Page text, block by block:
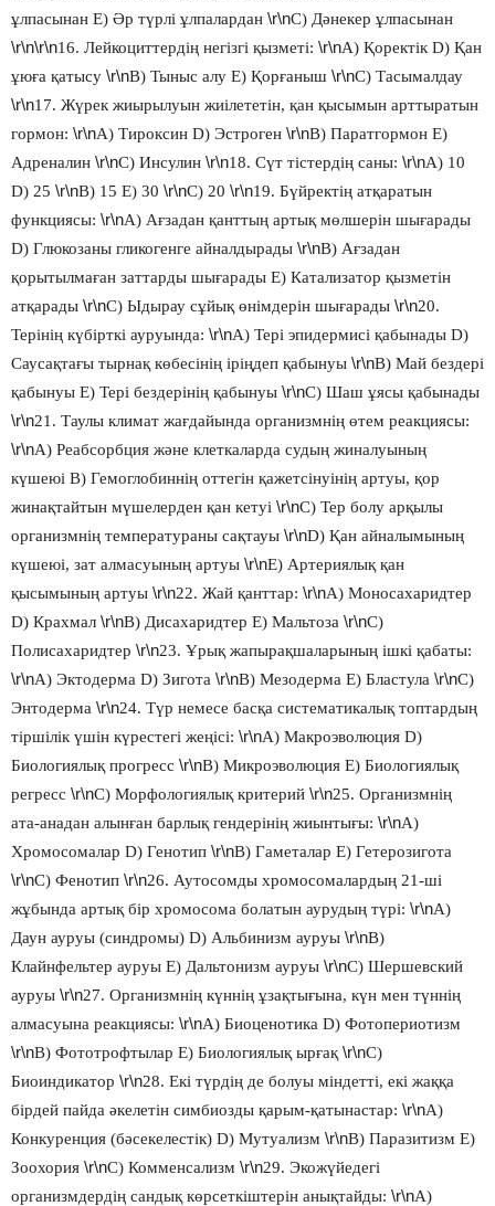
ұлпасынан Е) Әр түрлі ұлпалардан \r\nС) Дәнекер ұлпасынан
\r\n\r\n16. Лейкоциттердің негізгі қызметі: \r\nА) Қоректік D) Қан
ұюға қатысу \r\nВ) Тыныс алу Е) Қорғаныш \r\nС) Тасымалдау
\r\n17. Жүрек жиырылуын жиілететін, қан қысымын арттыратын
гормон: \r\nА) Тироксин D) Эстроген \r\nВ) Паратгормон Е)
Адреналин \r\nС) Инсулин \r\n18. Сүт тістердің саны: \r\nА) 10
D) 25 \r\nВ) 15 Е) 30 \r\nС) 20 \r\n19. Бүйректің атқаратын
функциясы: \r\nА) Ағзадан қанттың артық мөлшерін шығарады
D) Глюкозаны гликогенге айналдырады \r\nВ) Ағзадан
қорытылмаған заттарды шығарады Е) Катализатор қызметін
атқарады \r\nС) Ыдырау сұйық өнімдерін шығарады \r\n20.
Терінің күбірткі ауруында: \r\nА) Тері эпидермисі қабынады D)
Саусақтағы тырнақ көбесінің іріңдеп қабынуы \r\nВ) Май бездері
қабынуы Е) Тері бездерінің қабынуы \r\nС) Шаш ұясы қабынады
\r\n21. Таулы климат жағдайында организмнің өтем реакциясы:
\r\nА) Реабсорбция және клеткаларда судың жиналуының
күшеюі В) Гемоглобиннің оттегін қажетсінуінің артуы, қор
жинақтайтын мүшелерден қан кетуі \r\nС) Тер болу арқылы
организмнің температураны сақтауы \r\nD) Қан айналымының
күшеюі, зат алмасуының артуы \r\nЕ) Артериялық қан
қысымының артуы \r\n22. Жай қанттар: \r\nА) Моносахаридтер
D) Крахмал \r\nВ) Дисахаридтер Е) Мальтоза \r\nС)
Полисахаридтер \r\n23. Ұрық жапырақшаларының ішкі қабаты:
\r\nА) Эктодерма D) Зигота \r\nВ) Мезодерма Е) Бластула \r\nС)
Энтодерма \r\n24. Түр немесе басқа систематикалық топтардың
тіршілік үшін күрестегі жеңісі: \r\nА) Макроэволюция D)
Биологиялық прогресс \r\nВ) Микроэволюция Е) Биологиялық
регресс \r\nС) Морфологиялық критерий \r\n25. Организмнің
ата-анадан алынған барлық гендерінің жиынтығы: \r\nА)
Хромосомалар D) Генотип \r\nВ) Гаметалар Е) Гетерозигота
\r\nС) Фенотип \r\n26. Аутосомды хромосомалардың 21-ші
жұбында артық бір хромосома болатын аурудың түрі: \r\nА)
Даун ауруы (синдромы) D) Альбинизм ауруы \r\nВ)
Клайнфельтер ауруы Е) Дальтонизм ауруы \r\nС) Шершевский
ауруы \r\n27. Организмнің күннің ұзақтығына, күн мен түннің
алмасуына реакциясы: \r\nА) Биоценотика D) Фотопериотизм
\r\nВ) Фототрофтылар Е) Биологиялық ырғақ \r\nС)
Биоиндикатор \r\n28. Екі түрдің де болуы міндетті, екі жаққа
бірдей пайда әкелетін симбиозды қарым-қатынастар: \r\nА)
Конкуренция (бәсекелестік) D) Мутуализм \r\nВ) Паразитизм Е)
Зоохория \r\nС) Комменсализм \r\n29. Экожүйедегі
организмдердің сандық көрсеткіштерін анықтайды: \r\nА)